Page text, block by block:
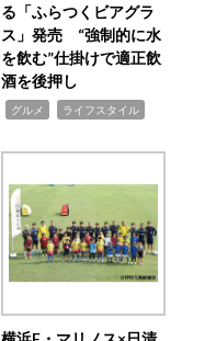
る「ふらつくビアグラ
ス」発売 “強制的に水
を飲む”仕掛けで適正飲
酒を後押し
グルメ ライフスタイル